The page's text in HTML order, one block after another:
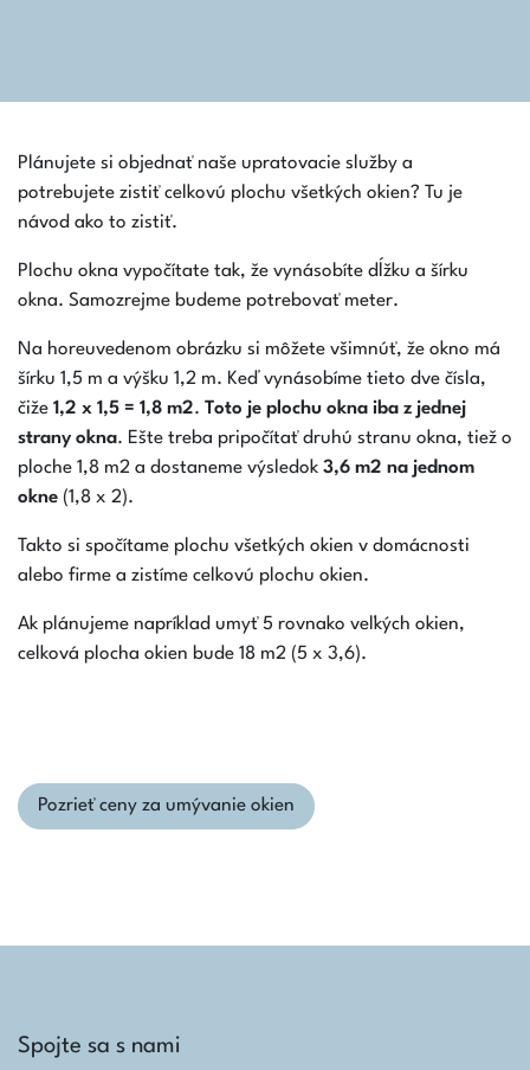
Plánujete si objednať naše upratovacie služby a
potrebujete zistiť celkovú plochu všetkých okien? Tu je
návod ako to zistiť.
Plochu okna vypočítate tak, že vynásobíte dĺžku a šírku
okna. Samozrejme budeme potrebovať meter.
Na horeuvedenom obrázku si môžete všimnúť, že okno má
šírku 1,5 m a výšku 1,2 m. Keď vynásobíme tieto dve čísla,
čiže 1,2 x 1,5 = 1,8 m2. Toto je plochu okna iba z jednej
strany okna. Ešte treba pripočítať druhú stranu okna, tiež o
ploche 1,8 m2 a dostaneme výsledok 3,6 m2 na jednom
okne (1,8 x 2).
Takto si spočítame plochu všetkých okien v domácnosti
alebo firme a zistíme celkovú plochu okien.
Ak plánujeme napríklad umyť 5 rovnako veľkých okien,
celková plocha okien bude 18 m2 (5 x 3,6).
Pozrieť ceny za umývanie okien
Spojte sa s nami